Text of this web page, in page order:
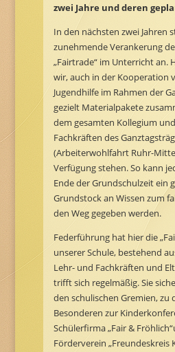
zwei Jahre und deren
In den nächsten zwei Jahren
zunehmende Verankerung
„Fairtrade“ im Unterricht an.
wir, auch in der Kooperation
Jugendhilfe im Rahmen der
gezielt Materialpakete
dem gesamten Kollegium
Fachkräften des
(Arbeiterwohlfahrt Ruhr-
Verfügung stehen. So kann
Ende der Grundschulzeit ein
Grundstock an Wissen zum
den Weg gegeben werden.
Federführung hat hier die
unserer Schule, bestehend
Lehr- und Fachkräften und
trifft sich regelmäßig. Sie
den schulischen Gremien, zu
Besonderen zur
Schülerfirma „Fair &
Förderverein „Freundeskreis